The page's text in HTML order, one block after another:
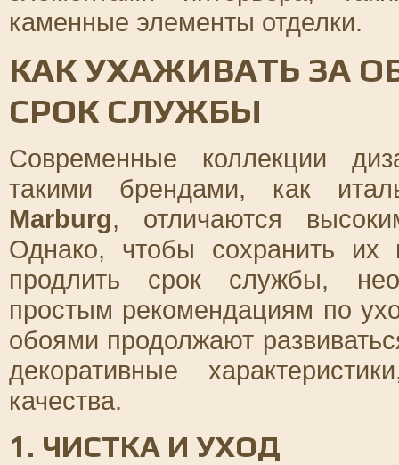
каменные элементы отделки.
КАК УХАЖИВАТЬ ЗА
СРОК СЛУЖБЫ
Современные коллекции
такими брендами, как
Marburg, отличаются
Однако, чтобы сохранить их
продлить срок службы,
простым рекомендациям по
обоями продолжают
декоративные
качества.
1. ЧИСТКА И УХОД